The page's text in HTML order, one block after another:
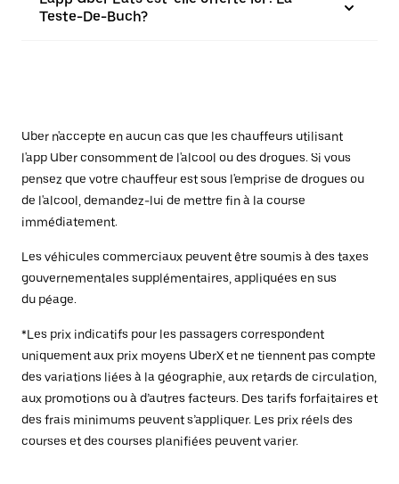
Teste-De-Buch?
Uber n'accepte en aucun cas que les chauffeurs utilisant
l'app Uber consomment de l'alcool ou des drogues. Si vous
pensez que votre chauffeur est sous l'emprise de drogues ou
de l'alcool, demandez-lui de mettre fin à la course
immédiatement.
Les véhicules commerciaux peuvent être soumis à des taxes
gouvernementales supplémentaires, appliquées en sus
du péage.
*Les prix indicatifs pour les passagers correspondent
uniquement aux prix moyens UberX et ne tiennent pas compte
des variations liées à la géographie, aux retards de circulation,
aux promotions ou à d’autres facteurs. Des tarifs forfaitaires et
des frais minimums peuvent s’appliquer. Les prix réels des
courses et des courses planifiées peuvent varier.